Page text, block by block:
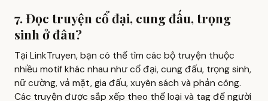
7. Đọc truyện cổ đại, cung đấu, trọng
sinh ở đâu?
Tại LinkTruyen, bạn có thể tìm các bộ truyện thuộc
nhiều motif khác nhau như cổ đại, cung đấu, trọng sinh,
nữ cường, vả mặt, gia đấu, xuyên sách và phản công.
Các truyện được sắp xếp theo thể loại và tag để người